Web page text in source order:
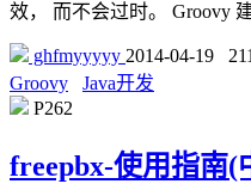
效， 而不会过时。 Groovy
ghfmyyyyy 2014-04-19
Groovy
Java开发
P262
freepbx-使用指南(